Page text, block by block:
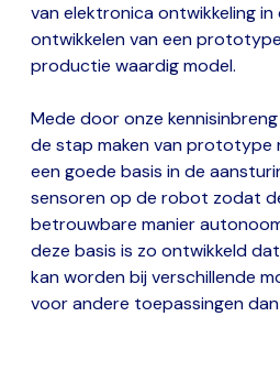
van elektronica ontwikkeling
ontwikkelen van een
productie waardig model.
Mede door onze
de stap maken van prototype
een goede basis in de
sensoren op de robot zodat
betrouwbare manier
deze basis is zo ontwikkeld
kan worden bij verschillende
voor andere toepassingen